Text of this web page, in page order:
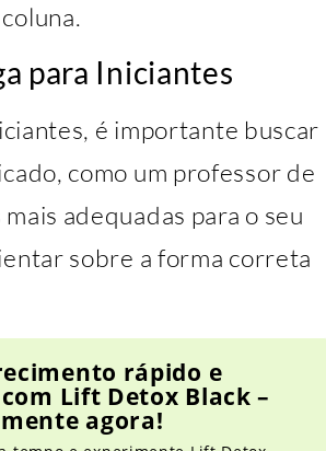
para Iniciantes
é importante buscar
como um professor de
adequadas para o seu
sobre a forma correta
rápido e
Lift Detox Black –
agora!